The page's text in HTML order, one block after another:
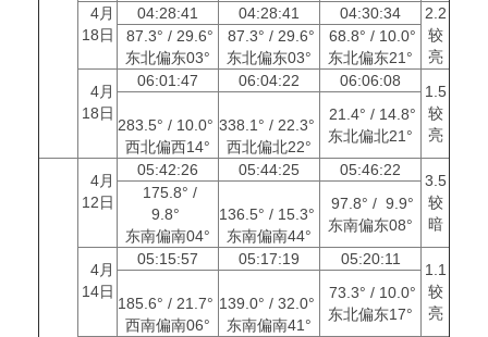
4月
18日
04:28:41 04:28:41 04:30:34
2.2
较
亮
87.3° / 29.6°
东北偏东03°
87.3° / 29.6°
东北偏东03°
68.8° / 10.0°
东北偏东21°
4月
18日
06:01:47 06:04:22 06:06:08
1.5
较
亮
283.5° / 10.0°
西北偏西14°
338.1° / 22.3°
西北偏北22°
21.4° / 14.8°
东北偏北21°
4月
12日
05:42:26 05:44:25 05:46:22
3.5
较
暗
175.8° /
9.8°
东南偏南04°
136.5° / 15.3°
东南偏南44°
97.8° / 9.9°
东南偏东08°
4月
14日
05:15:57 05:17:19 05:20:11
1.1
较
亮
185.6° / 21.7°
西南偏南06°
139.0° / 32.0°
东南偏南41°
73.3° / 10.0°
东北偏东17°